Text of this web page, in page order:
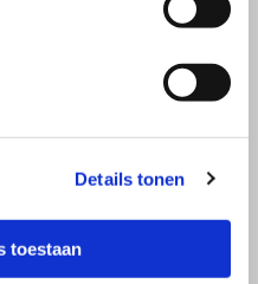
Details tonen
toestaan